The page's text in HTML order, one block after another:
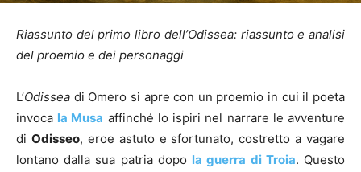
Riassunto del primo libro dell’Odissea: riassunto e analisi
del proemio e dei personaggi
L’Odissea di Omero si apre con un proemio in cui il poeta
invoca la Musa affinché lo ispiri nel narrare le avventure
di Odisseo, eroe astuto e sfortunato, costretto a vagare
lontano dalla sua patria dopo la guerra di Troia. Questo